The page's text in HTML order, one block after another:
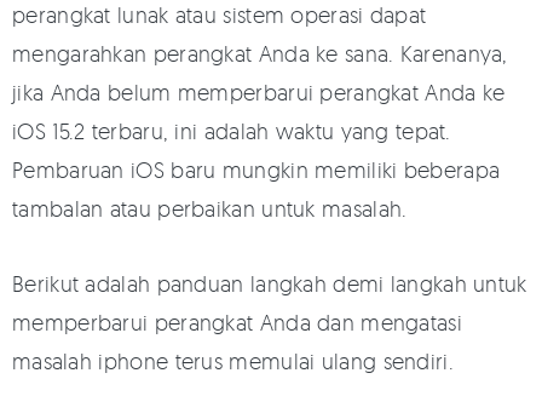
perangkat lunak atau sistem operasi dapat
mengarahkan perangkat Anda ke sana. Karenanya,
jika Anda belum memperbarui perangkat Anda ke
iOS 15.2 terbaru, ini adalah waktu yang tepat.
Pembaruan iOS baru mungkin memiliki beberapa
tambalan atau perbaikan untuk masalah.
Berikut adalah panduan langkah demi langkah untuk
memperbarui perangkat Anda dan mengatasi
masalah iphone terus memulai ulang sendiri.